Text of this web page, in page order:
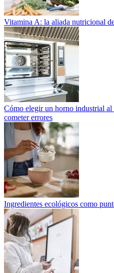
Vitamina A: la aliada nutricional
Cómo elegir un horno industrial al
cometer errores
Ingredientes ecológicos como